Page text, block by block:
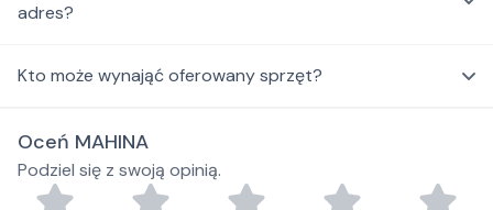
adres?
Kto może wynająć oferowany sprzęt?
Oceń MAHINA
Podziel się z swoją opinią.